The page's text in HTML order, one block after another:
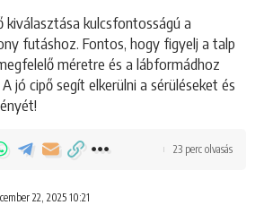
kulcsfontosságú a
futáshoz. Fontos, hogy figyelj a talp
méretre és a lábformádhoz
jó cipő segít elkerülni a sérüléseket és
22, 2025 10:21
23 perc olvasás